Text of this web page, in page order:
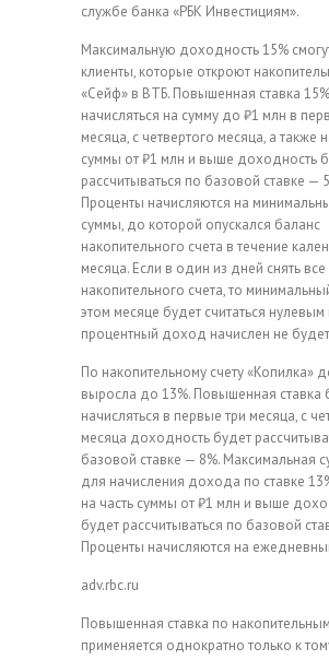
службе банка «РБК Инвестициям».
Максимальную доходность 15%
клиенты, которые откроют
«Сейф» в ВТБ. Повышенная ставка
начисляться на сумму до ₽1 млн в
месяца, с четвертого месяца, а также
суммы от ₽1 млн и выше доходность
рассчитываться по базовой ставке —
Проценты начисляются на
суммы, до которой опускался баланс
накопительного счета в течение
месяца. Если в один из дней снять все
накопительного счета, то
этом месяце будет считаться нулевым
процентный доход начислен не
По накопительному счету «Копилка»
выросла до 13%. Повышенная ставка
начисляться в первые три месяца, с
месяца доходность будет
базовой ставке — 8%. Максимальная
для начисления дохода по ставке
на часть суммы от ₽1 млн и выше
будет рассчитываться по базовой
Проценты начисляются на
adv.rbc.ru
Повышенная ставка по
применяется однократно только к